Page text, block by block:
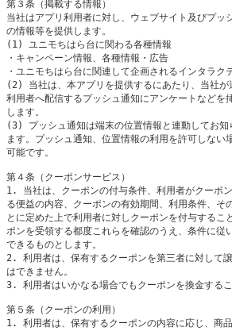
第３条（掲載する情報）
当社はアプリ利用者に対し、ウェブサイト及びプッ
の情報等を提供します。
(1) ユニモちはら台に関わる各種情報
・キャンペーン情報、各種情報・広告
・ユニモちはら台に関連して企画されるインタラク
(2) 当社は、本アプリを提供するにあたり、当社が
利用者へ配信するプッシュ通知にアンケートなどを
します。
(3) プッシュ通知は端末の位置情報と連動してお知
ます。プッシュ通知、位置情報の利用を許可しない
可能です。
第４条（クーポンサービス）
1. 当社は、クーポンの付与条件、利用者がクーポ
る便益の内容、クーポンの有効期間、利用条件、そ
とに定めた上で利用者に対しクーポンを付与するこ
ポンを受領する都度これらを確認のうえ、条件に従
できるものとします。
2. 利用者は、保有するクーポンを第三者に対して
はできません。
3. 利用者はいかなる場合でもクーポンを換金するこ
第５条（クーポンの利用）
1. 利用者は、保有するクーポンの内容に応じ、商